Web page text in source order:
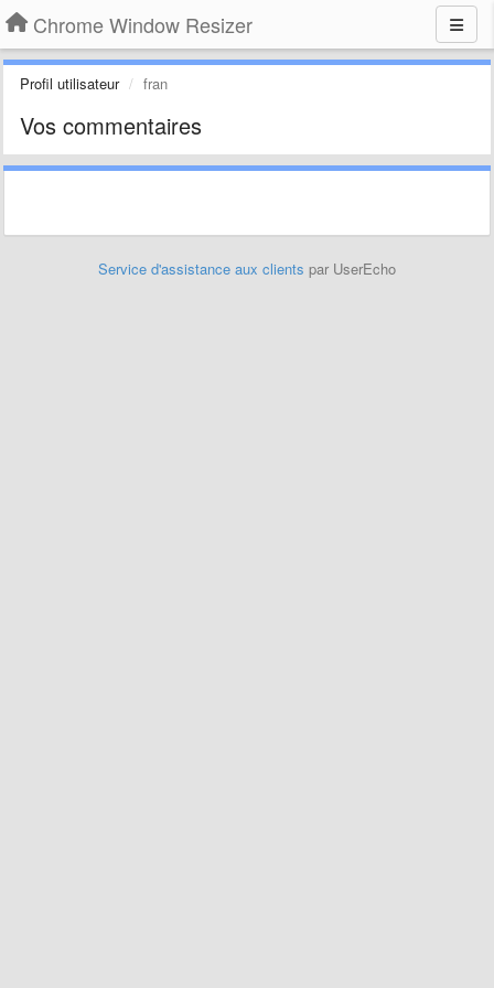
Chrome Window Resizer
Profil utilisateur fran
Vos commentaires
Service d'assistance aux clients par UserEcho